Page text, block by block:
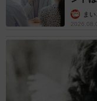
「ちょっと味見して
たいな意見をたくさ
スを入れチーズをか
だきました。非常に
ま